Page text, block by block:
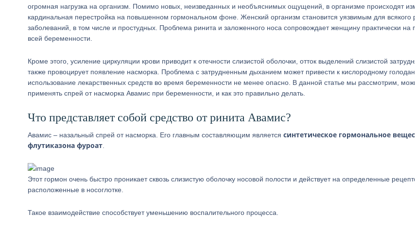
огромная нагрузка на организм. Помимо новых, неизведанных и необъяснимых ощущений, в организме происходят
кардинальная перестройка на повышенном гормональном фоне. Женский организм становится уязвимым для всякого
заболеваний, в том числе и простудных. Проблема ринита и заложенного носа сопровождает женщину практически на
всей беременности.
Кроме этого, усиление циркуляции крови приводит к отечности слизистой оболочки, отток выделений слизистой
также провоцирует появление насморка. Проблема с затрудненным дыханием может привести к кислородному
использование лекарственных средств во время беременности не менее опасно. В данной статье мы рассмотрим,
применять спрей от насморка Авамис при беременности, и как это правильно делать.
Что представляет собой средство от ринита Авамис?
Авамис – назальный спрей от насморка. Его главным составляющим является синтетическое гормональное
флутиказона фуроат
Этот гормон очень быстро проникает сквозь слизистую оболочку носовой полости и действует на определенные
расположенные в носоглотке.
Такое взаимодействие способствует уменьшению воспалительного процесса.